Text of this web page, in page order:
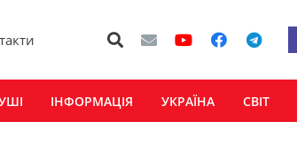
ІНФОРМАЦІЯ УКРАЇНА СВІТ